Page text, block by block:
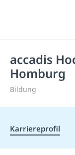
accadis
Homburg
Bildung
Karriereprofil